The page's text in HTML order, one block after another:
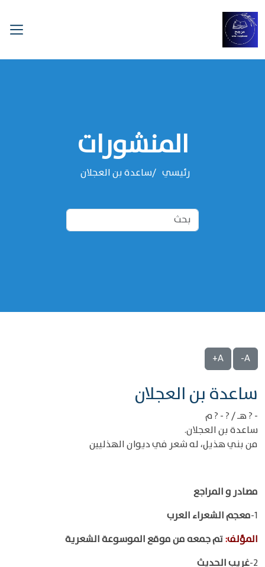
المنشورات
رئيسي ‌‌ساعدة بن العجلان
A-
A+
‌‌ساعدة بن العجلان
- ? هـ / ? - ? م
ساعدة بن العجلان.
من بني هذيل، له شعر في ديوان الهذليين
مصادر و المراجع
1- معجم الشعراء العرب
المؤلف:تم جمعه من موقع الموسوعة الشعرية
2- غريب الحديث